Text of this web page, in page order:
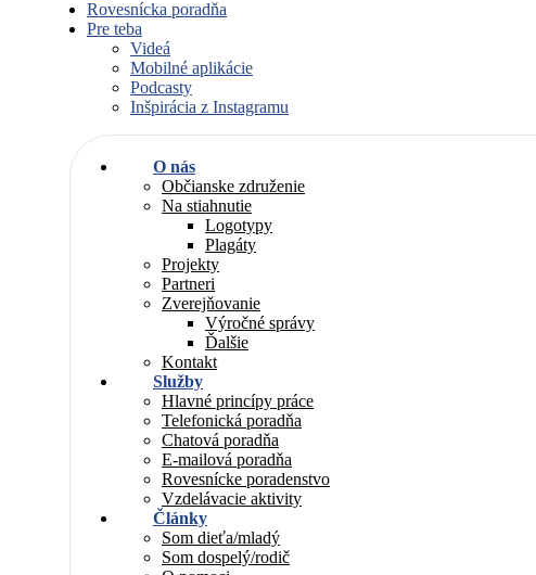
Rovesnícka poradňa
Pre teba
Videá
Mobilné aplikácie
Podcasty
Inšpirácia z Instagramu
O nás
Občianske združenie
Na stiahnutie
Logotypy
Plagáty
Projekty
Partneri
Zverejňovanie
Výročné správy
Ďalšie
Kontakt
Služby
Hlavné princípy práce
Telefonická poradňa
Chatová poradňa
E-mailová poradňa
Rovesnícke poradenstvo
Vzdelávacie aktivity
Články
Som dieťa/mladý
Som dospelý/rodič